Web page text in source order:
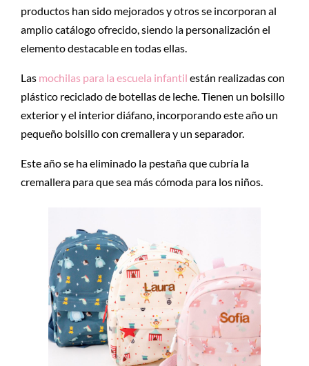
productos han sido mejorados y otros se incorporan al
amplio catálogo ofrecido, siendo la personalización el
elemento destacable en todas ellas.
Las mochilas para la escuela infantil están realizadas con
plástico reciclado de botellas de leche. Tienen un bolsillo
exterior y el interior diáfano, incorporando este año un
pequeño bolsillo con cremallera y un separador.
Este año se ha eliminado la pestaña que cubría la
cremallera para que sea más cómoda para los niños.